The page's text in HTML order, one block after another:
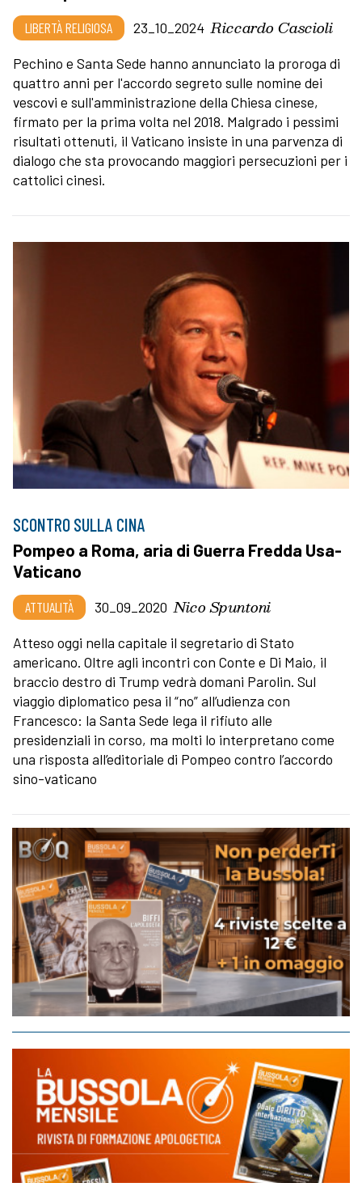
LIBERTÀ RELIGIOSA 23_10_2024 Riccardo Cascioli
Pechino e Santa Sede hanno annunciato la proroga di
quattro anni per l'accordo segreto sulle nomine dei
vescovi e sull'amministrazione della Chiesa cinese,
firmato per la prima volta nel 2018. Malgrado i pessimi
risultati ottenuti, il Vaticano insiste in una parvenza di
dialogo che sta provocando maggiori persecuzioni per i
cattolici cinesi.
SCONTRO SULLA CINA
Pompeo a Roma, aria di Guerra Fredda Usa-
Vaticano
ATTUALITÀ 30_09_2020 Nico Spuntoni
Atteso oggi nella capitale il segretario di Stato
americano. Oltre agli incontri con Conte e Di Maio, il
braccio destro di Trump vedrà domani Parolin. Sul
viaggio diplomatico pesa il “no” all’udienza con
Francesco: la Santa Sede lega il rifiuto alle
presidenziali in corso, ma molti lo interpretano come
una risposta all’editoriale di Pompeo contro l’accordo
sino-vaticano